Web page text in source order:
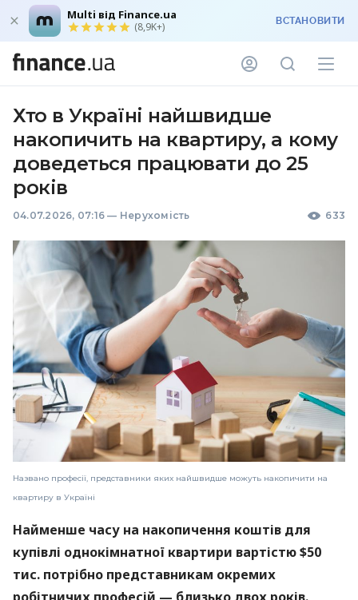
Multi від Finance.ua
(8,9K+) ВСТАНОВИТИ
Хто в Україні найшвидше
накопичить на квартиру, а кому
доведеться працювати до 25
років
04.07.2026, 07:16 — Нерухомість 633
Названо професії, представники яких найшвидше можуть накопичити на
квартиру в Україні
Найменше часу на накопичення коштів для
купівлі однокімнатної квартири вартістю $50
тис. потрібно представникам окремих